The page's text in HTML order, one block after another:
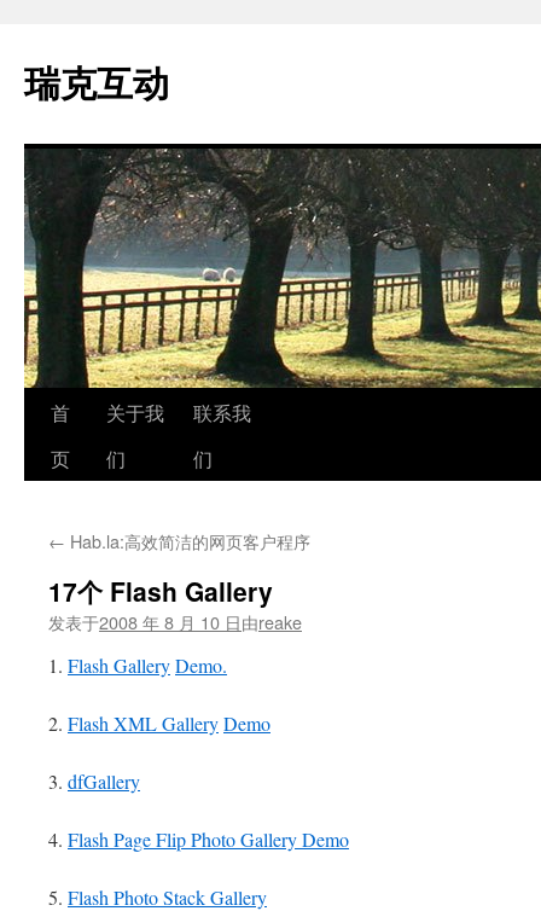
瑞克互动
跳
至
文
首
页
关于我
们
联系我
们
← Hab.la:高效简洁的网页客户程序
17个 Flash Gallery
发表于2008 年 8 月 10 日由reake
1. Flash GalleryDemo.
2. Flash XML GalleryDemo
3. dfGallery
4. Flash Page Flip Photo GalleryDemo
5. Flash Photo Stack Gallery